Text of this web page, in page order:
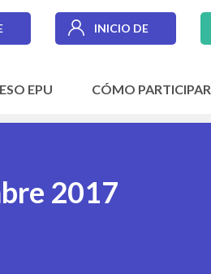
INICIO DE
EPU CÓMO PARTICIPAR
2017